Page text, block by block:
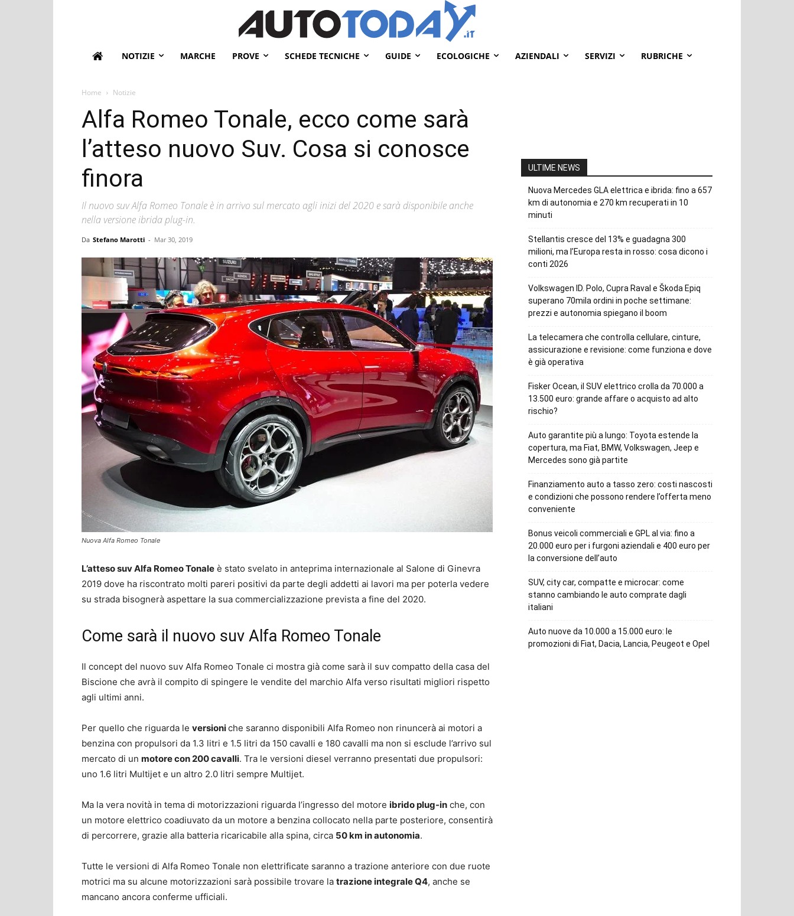
NOTIZIE MARCHE PROVE SCHEDE TECNICHE GUIDE ECOLOGICHE AZIENDALI SERVIZI RUBRICHE
Home Notizie
Alfa Romeo Tonale, ecco come sarà
l’atteso nuovo Suv. Cosa si conosce
finora
Il nuovo suv Alfa Romeo Tonale è in arrivo sul mercato agli inizi del 2020 e sarà disponibile anche
nella versione ibrida plug-in.
Da Stefano Marotti - Mar 30, 2019
Nuova Alfa Romeo Tonale
L’atteso suv Alfa Romeo Tonale è stato svelato in anteprima internazionale al Salone di Ginevra
2019 dove ha riscontrato molti pareri positivi da parte degli addetti ai lavori ma per poterla vedere
su strada bisognerà aspettare la sua commercializzazione prevista a fine del 2020.
Come sarà il nuovo suv Alfa Romeo Tonale
Il concept del nuovo suv Alfa Romeo Tonale ci mostra già come sarà il suv compatto della casa del
Biscione che avrà il compito di spingere le vendite del marchio Alfa verso risultati migliori rispetto
agli ultimi anni.
Per quello che riguarda le versioniche saranno disponibili Alfa Romeo non rinuncerà ai motori a
benzina con propulsori da 1.3 litri e 1.5 litri da 150 cavalli e 180 cavalli ma non si esclude l’arrivo sul
mercato di un motore con 200 cavalli. Tra le versioni diesel verranno presentati due propulsori:
uno 1.6 litri Multijet e un altro 2.0 litri sempre Multijet.
Ma la vera novità in tema di motorizzazioni riguarda l’ingresso del motore ibrido plug-in che, con
un motore elettrico coadiuvato da un motore a benzina collocato nella parte posteriore, consentirà
di percorrere, grazie alla batteria ricaricabile alla spina, circa 50 km in autonomia.
Tutte le versioni di Alfa Romeo Tonale non elettrificate saranno a trazione anteriore con due ruote
motrici ma su alcune motorizzazioni sarà possibile trovare la trazione integrale Q4, anche se
mancano ancora conferme ufficiali.
ULTIME NEWS
Nuova Mercedes GLA elettrica e ibrida: fino a 657
km di autonomia e 270 km recuperati in 10
minuti
Stellantis cresce del 13% e guadagna 300
milioni, ma l’Europa resta in rosso: cosa dicono i
conti 2026
Volkswagen ID. Polo, Cupra Raval e Škoda Epiq
superano 70mila ordini in poche settimane:
prezzi e autonomia spiegano il boom
La telecamera che controlla cellulare, cinture,
assicurazione e revisione: come funziona e dove
è già operativa
Fisker Ocean, il SUV elettrico crolla da 70.000 a
13.500 euro: grande affare o acquisto ad alto
rischio?
Auto garantite più a lungo: Toyota estende la
copertura, ma Fiat, BMW, Volkswagen, Jeep e
Mercedes sono già partite
Finanziamento auto a tasso zero: costi nascosti
e condizioni che possono rendere l’offerta meno
conveniente
Bonus veicoli commerciali e GPL al via: fino a
20.000 euro per i furgoni aziendali e 400 euro per
la conversione dell’auto
SUV, city car, compatte e microcar: come
stanno cambiando le auto comprate dagli
italiani
Auto nuove da 10.000 a 15.000 euro: le
promozioni di Fiat, Dacia, Lancia, Peugeot e Opel